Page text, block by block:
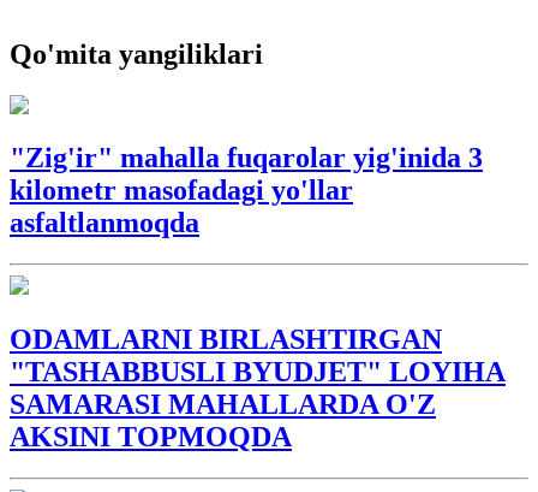
Qo'mita yangiliklari
"Zig'ir" mahalla fuqarolar yig'inida 3
kilometr masofadagi yo'llar
asfaltlanmoqda
ODAMLARNI BIRLASHTIRGAN
"TASHABBUSLI BYUDJET" LOYIHA
SAMARASI MAHALLARDA O'Z
AKSINI TOPMOQDA